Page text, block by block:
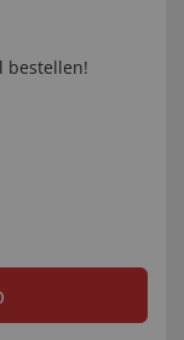
bestellen!